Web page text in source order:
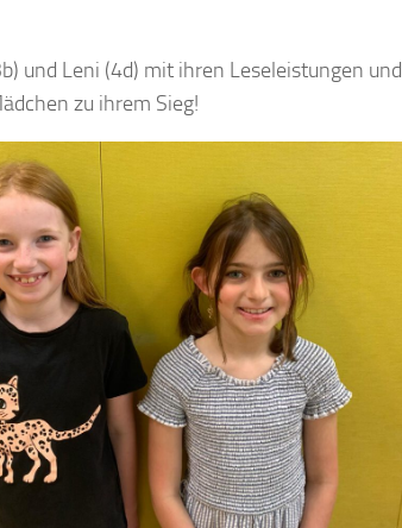
und Leni (4d) mit ihren Leseleistungen und
zu ihrem Sieg!